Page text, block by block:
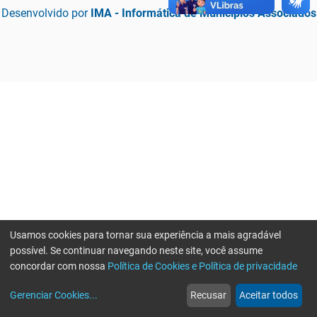
Desenvolvido por IMA - Informática de Municípios Associados
web
Notícias
more_horiz
Mais
Usamos cookies para tornar sua experiência a mais agradável
possível. Se continuar navegando neste site, você assume
concordar com nossa Política de Cookies e Política de privacidade
Gerenciar Cookies... Recusar Aceitar todos
Erro ao enviar informações, por favor tente novamente